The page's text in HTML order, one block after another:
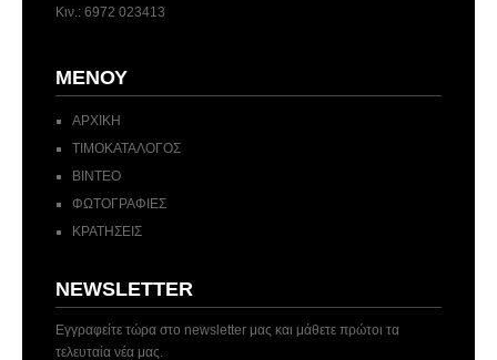
Κιν.: 6972 023413
ΜΕΝΟΎ
ΑΡΧΙΚΗ
ΤΙΜΟΚΑΤΑΛΟΓΟΣ
ΒΙΝΤΕΟ
ΦΩΤΟΓΡΑΦΙΕΣ
ΚΡΑΤΗΣΕΙΣ
NEWSLETTER
Εγγραφείτε τώρα στο newsletter μας και μάθετε πρώτοι τα
τελευταία νέα μας.